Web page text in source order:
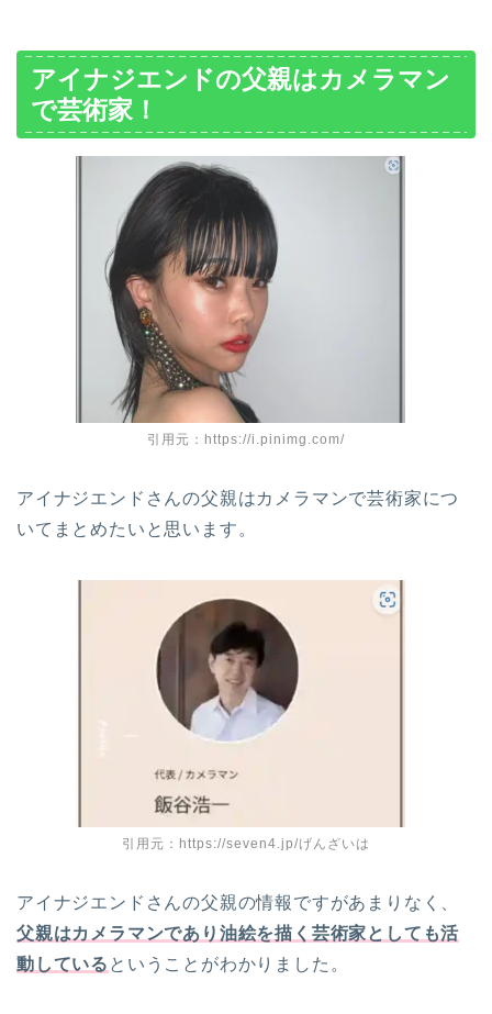
アイナジエンドの父親はカメラマン
で芸術家！
引用元：https://i.pinimg.com/
アイナジエンドさんの父親はカメラマンで芸術家につ
いてまとめたいと思います。
引用元：https://seven4.jp/げんざいは
アイナジエンドさんの父親の情報ですがあまりなく、
父親はカメラマンであり油絵を描く芸術家としても活
動している ということがわかりました。